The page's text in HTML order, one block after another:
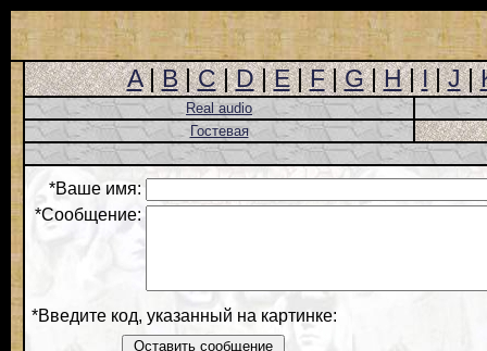
A|B|C|D|E|F|G|H|I|J|
Real audio
Гостевая
*Ваше имя:
*Сообщение:
*Введите код, указанный на картинке: